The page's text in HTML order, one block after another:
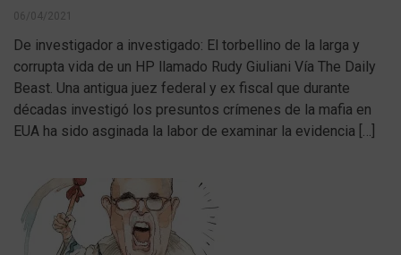
06/04/2021
De investigador a investigado: El torbellino de la larga y
corrupta vida de un HP llamado Rudy Giuliani Vía The Daily
Beast. Una antigua juez federal y ex fiscal que durante
décadas investigó los presuntos crímenes de la mafia en
EUA ha sido asginada la labor de examinar la evidencia […]